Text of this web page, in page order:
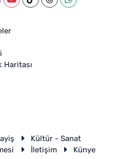
Haritası
Kültür - Sanat
İletişim Künye